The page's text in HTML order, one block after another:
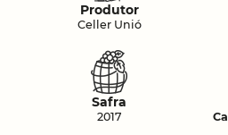
Produtor
Celler Unió
Safra
2017